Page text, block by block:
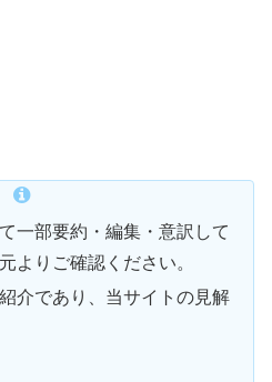
一部要約・編集・意訳して
よりご確認ください。
介であり、当サイトの見解